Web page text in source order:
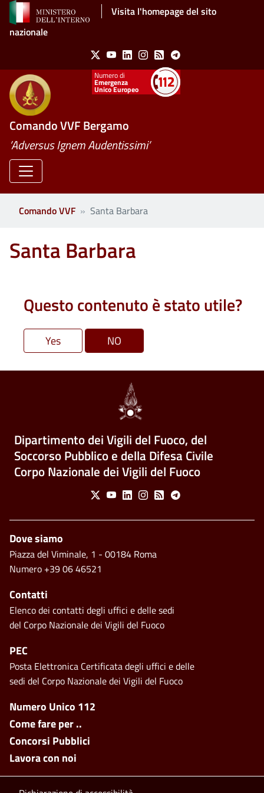
Salta al contenuto principaleVisita l'homepage del sito
nazionale
Social Menu
X YoutubeLinkedinInstagram
Feed Telegram
Emergenza
Unico Europeo
Comando VVF Bergamo
’Adversus Ignem Audentissimi’
Comando VVF Santa Barbara
Santa Barbara
Questo contenuto è stato utile?
Dipartimento dei Vigili del Fuoco, del
Soccorso Pubblico e della Difesa Civile
Corpo Nazionale dei Vigili del Fuoco
Social Menu
X YoutubeLinkedinInstagram
Feed Telegram
Footer side menu
Numero Unico 112
Come fare per ..
Concorsi Pubblici
Lavora con noi
Piè di pagina
Dove siamo
Piazza del Viminale, 1 - 00184 Roma
Numero +39 06 46521
Contatti
Elenco dei contatti degli uffici e delle sedi
del Corpo Nazionale dei Vigili del Fuoco
PEC
Posta Elettronica Certificata degli uffici e delle
sedi del Corpo Nazionale dei Vigili del Fuoco